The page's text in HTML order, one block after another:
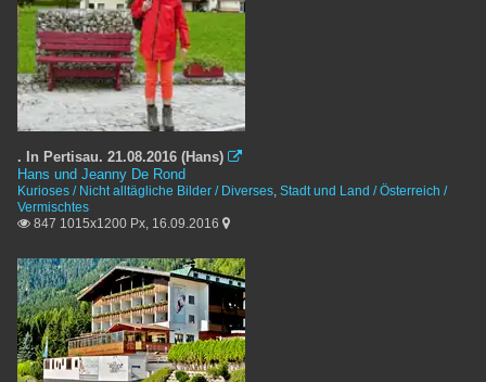
. In Pertisau. 21.08.2016 (Hans) 
Hans und Jeanny De Rond
Kurioses / Nicht alltägliche Bilder / Diverses, Stadt und Land / Österreich /
Vermischtes
 847 1015x1200 Px, 16.09.2016 